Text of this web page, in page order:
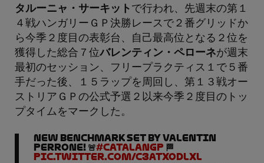
タルーニャ・サーキット で行われ、先週末の第１
４戦ハンガリーＧＰ決勝レースで２番グリッドか
ら今季２度目の表彰台、自己最高位となる２位を
獲得した総合７位バレンティン・ペローネが週末
最初のセッション、フリープラクティス１で５番
手だった後、１５ラップを周回し、第１３戦オー
ストリアＧＰの公式予選２以来今季２度目のトッ
プタイムをマークした。
New benchmark set by Valentin
Perrone! 🚨#CatalanGP 🏁
pic.twitter.com/C3atXoDlXL